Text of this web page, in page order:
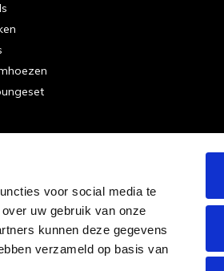
voor social media te
uw gebruik van onze
kunnen deze gegevens
verzameld op basis van